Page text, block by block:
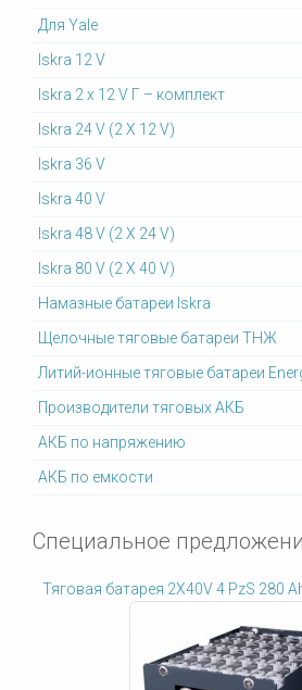
Для Yale
Iskra 12 V
Iskra 2 x 12 V Г – комплект
Iskra 24 V (2 X 12 V)
Iskra 36 V
Iskra 40 V
Iskra 48 V (2 X 24 V)
Iskra 80 V (2 X 40 V)
Намазные батареи Iskra
Щелочные тяговые батареи ТНЖ
Литий-ионные тяговые батареи
Производители тяговых АКБ
АКБ по напряжению
АКБ по емкости
Специальное
Тяговая батарея 2X40V 4 PzS 280